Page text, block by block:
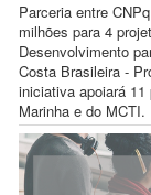
Parceria entre
milhões para 4
Desenvolvimento
Costa Brasileira -
iniciativa apoiará
Marinha e do MCTI.